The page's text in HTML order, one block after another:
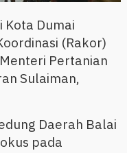
Kota Dumai
(Rakor)
Pertanian
Sulaiman,
Daerah Balai
pada